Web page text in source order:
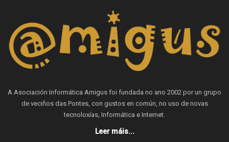
A Asociación Informática Amigus foi fundada no ano 2002 por un grupo
de veciños das Pontes, con gustos en común, no uso de novas
tecnoloxías, Informática e Internet.
Leer máis...